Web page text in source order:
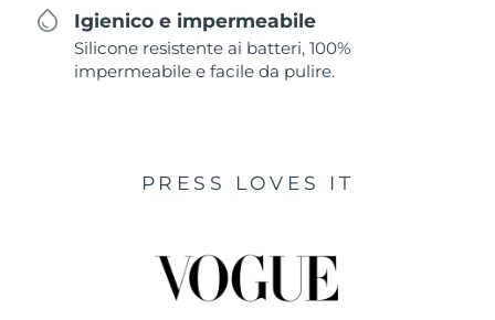
Igienico e impermeabile
Silicone resistente ai batteri, 100%
impermeabile e facile da pulire.
PRESS LOVES IT